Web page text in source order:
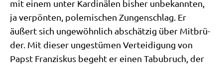
mit einem unter Kar­di­nä­len bis­her unbe­kann­ten,
ja ver­pön­ten, pole­mi­schen Zun­gen­schlag. Er
äußert sich unge­wöhn­lich abschät­zig über Mit­brü­
der. Mit die­ser unge­stü­men Ver­tei­di­gung von
Papst Fran­zis­kus begeht er einen Tabu­bruch, der